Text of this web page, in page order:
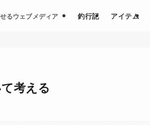
るウェブメディア 釣行記 アイテム
考える